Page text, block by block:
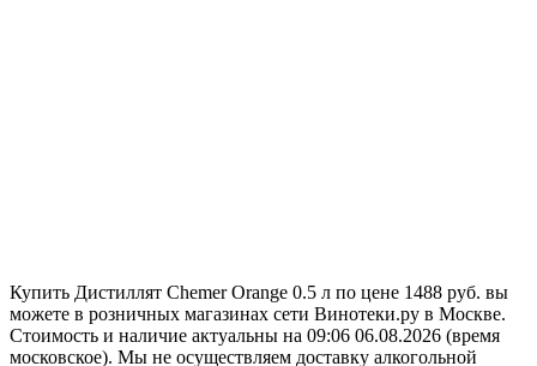
Купить Дистиллят Chemer Orange 0.5 л по цене 1488 руб. вы
можете в розничных магазинах сети Винотеки.ру в Москве.
Стоимость и наличие актуальны на 09:06 06.08.2026 (время
московское). Мы не осуществляем доставку алкогольной